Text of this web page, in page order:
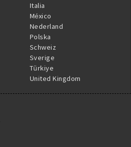
Italia
México
Nederland
Polska
Schweiz
Sverige
Türkiye
United Kingdom